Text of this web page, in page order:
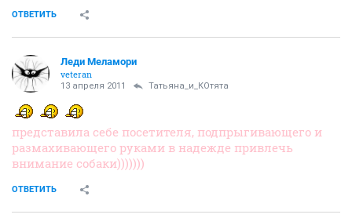
ОТВЕТИТЬ
Леди Меламори
veteran
13 апреля 2011 Татьяна_и_КОтята
представила себе посетителя, подпрыгивающего и
размахивающего руками в надежде привлечь
внимание собаки)))))))
ОТВЕТИТЬ